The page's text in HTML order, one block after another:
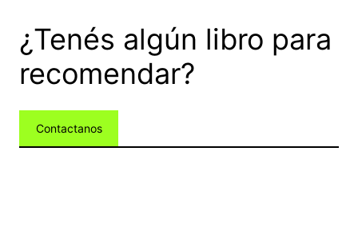
¿Tenés algún libro para
recomendar?
Contactanos